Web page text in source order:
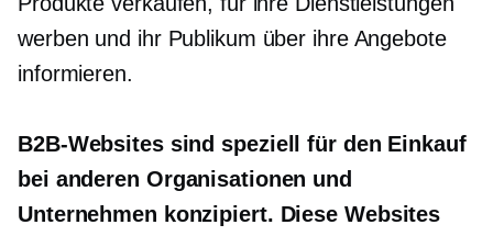
werben und ihr Publikum über ihre Angebote
informieren.
B2B-Websites sind speziell für den Einkauf
bei anderen Organisationen und
Unternehmen konzipiert. Diese Websites